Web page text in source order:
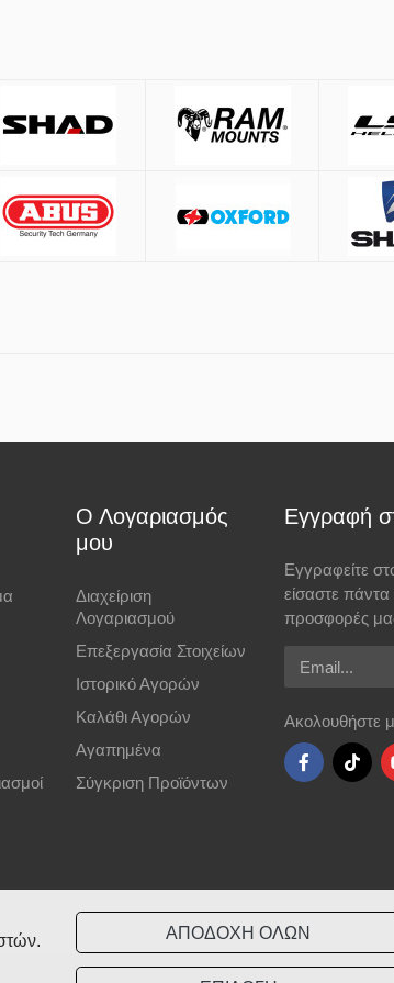
256-bit.
ο αριθμός παραγγελίας.
Ο Λογαριασμός
μου
Διαχείριση
Λογαριασμού
Επεξεργασία Στοιχείων
Ιστορικό Αγορών
Καλάθι Αγορών
Αγαπημένα
Σύγκριση Προϊόντων
Εγγραφή
Εγγραφείτε
είσαστε πάντα
προσφορές
Ακολουθήστε
ΑΠΟΔΟΧΗ ΟΛΩΝ